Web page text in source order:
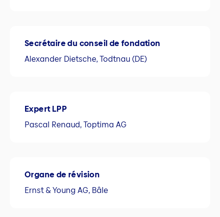
Secrétaire du conseil de fondation
Alexander Dietsche, Todtnau (DE)
Expert LPP
Pascal Renaud, Toptima AG
Organe de révision
Ernst & Young AG, Bâle